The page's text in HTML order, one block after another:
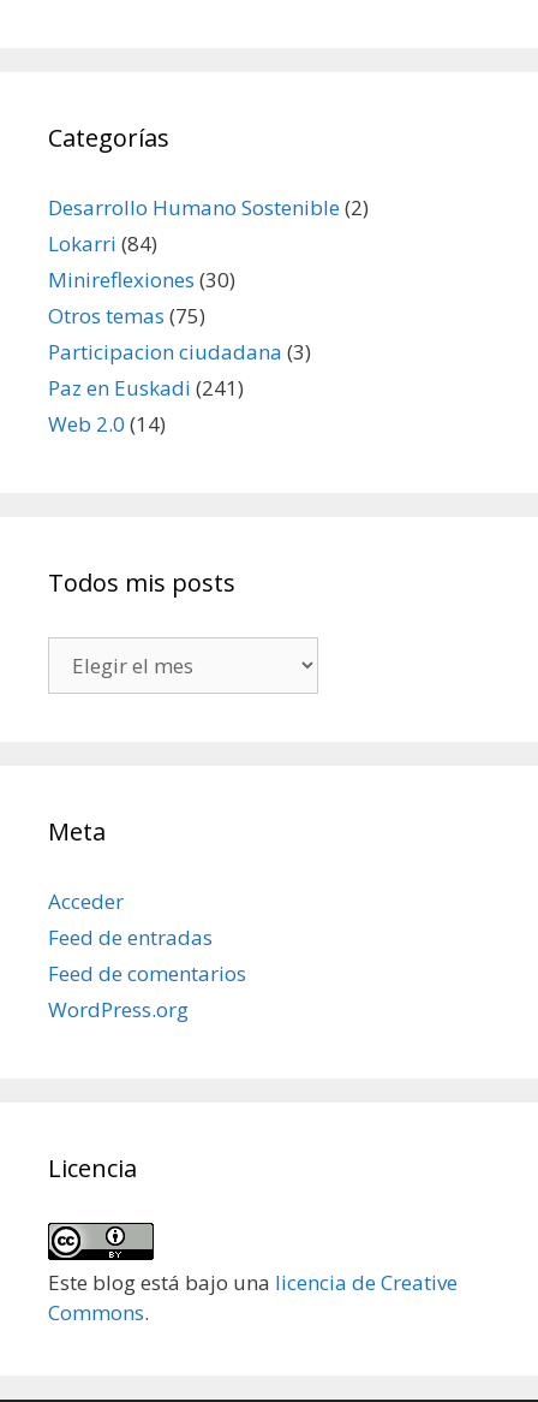
Categorías
Desarrollo Humano Sostenible(2)
Lokarri (84)
Minireflexiones (30)
Otros temas (75)
Participacion ciudadana (3)
Paz en Euskadi (241)
Web 2.0 (14)
Todos mis posts
mis
Meta
Acceder
Feed de entradas
Feed de comentarios
WordPress.org
Licencia
Este blog está bajo una licencia de Creative
Commons.